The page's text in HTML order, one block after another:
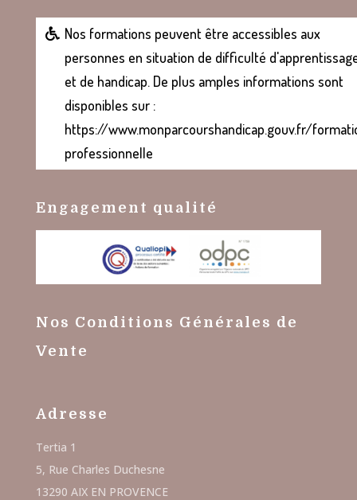
Nos formations peuvent être accessibles aux
personnes en situation de difficulté
et de handicap. De plus amples informations sont
disponibles sur :
https://www.monparcourshandicap.gouv.fr/
professionnelle
Engagement qualité
Nos Conditions Générales de
Vente
Adresse
Tertia 1
5, Rue Charles Duchesne
13290 AIX EN PROVENCE